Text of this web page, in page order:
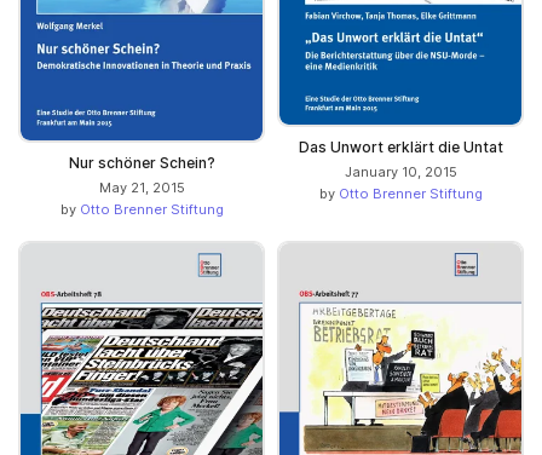
Nur schöner Schein?
May 21, 2015
by Otto Brenner Stiftung
Das Unwort erklärt die Untat
January 10, 2015
by Otto Brenner Stiftung